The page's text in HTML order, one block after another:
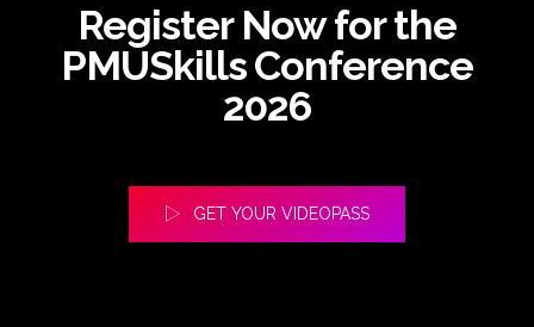
Register Now for the
PMUSkills Conference
2026
GET YOUR VIDEOPASS